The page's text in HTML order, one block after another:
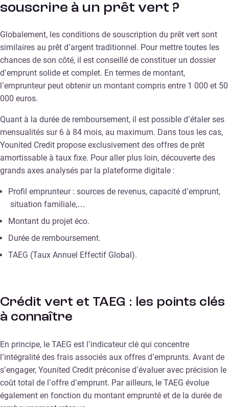
souscrire à un prêt vert ?
Globalement, les conditions de souscription du prêt vert sont
similaires au prêt d’argent traditionnel. Pour mettre toutes les
chances de son côté, il est conseillé de constituer un dossier
d’emprunt solide et complet. En termes de montant,
l’emprunteur peut obtenir un montant compris entre 1 000 et 50
000 euros.
Quant à la durée de remboursement, il est possible d’étaler ses
mensualités sur 6 à 84 mois, au maximum. Dans tous les cas,
Younited Credit propose exclusivement des offres de prêt
amortissable à taux fixe. Pour aller plus loin, découverte des
grands axes analysés par la plateforme digitale :
Profil emprunteur : sources de revenus, capacité d’emprunt,
situation familiale,…
Montant du projet éco.
Durée de remboursement.
TAEG (Taux Annuel Effectif Global).
Crédit vert et TAEG : les points clés
à connaître
En principe, le TAEG est l’indicateur clé qui concentre
l’intégralité des frais associés aux offres d’emprunts. Avant de
s’engager, Younited Credit préconise d’évaluer avec précision le
coût total de l’offre d’emprunt. Par ailleurs, le TAEG évolue
également en fonction du montant emprunté et de la durée de